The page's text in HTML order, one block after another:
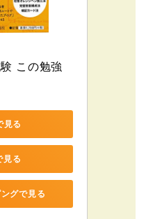
この勉強
見る
見る
グで見る